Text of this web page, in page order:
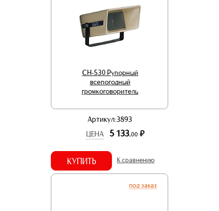
CH-530 Рупорный
всепогодный
громкоговоритель
Артикул:3893
ЦЕНА
5 133.00 р.
КУПИТЬ К сравнению
под заказ